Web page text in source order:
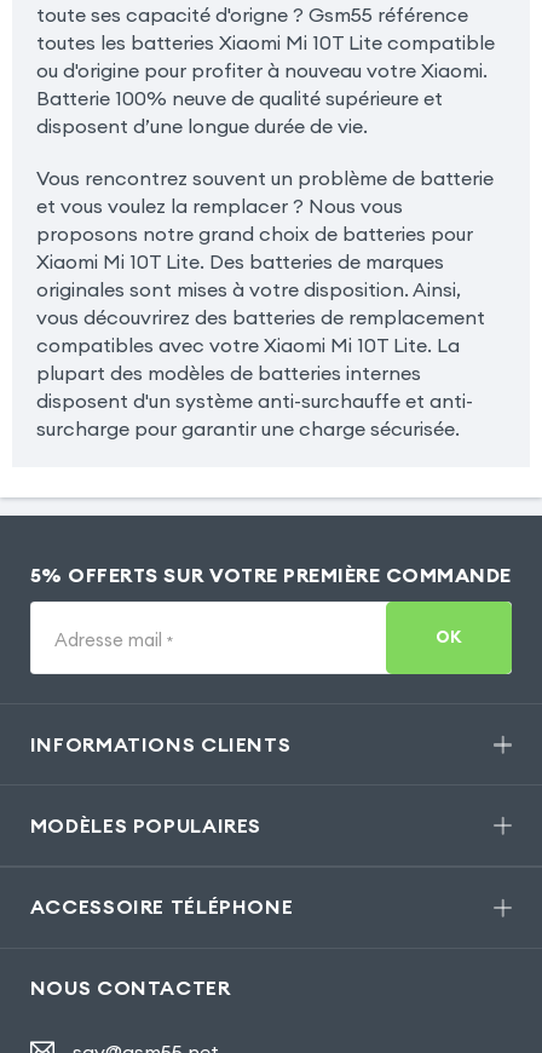
toute ses capacité d'origne ? Gsm55 référence
toutes les batteries Xiaomi Mi 10T Lite compatible
ou d'origine pour profiter à nouveau votre Xiaomi.
Batterie 100% neuve de qualité supérieure et
disposent d’une longue durée de vie.
Vous rencontrez souvent un problème de batterie
et vous voulez la remplacer ? Nous vous
proposons notre grand choix de batteries pour
Xiaomi Mi 10T Lite. Des batteries de marques
originales sont mises à votre disposition. Ainsi,
vous découvrirez des batteries de remplacement
compatibles avec votre Xiaomi Mi 10T Lite. La
plupart des modèles de batteries internes
disposent d'un système anti-surchauffe et anti-
surcharge pour garantir une charge sécurisée.
5% OFFERTS SUR VOTRE PREMIÈRE COMMANDE
Adresse mail * OK
INFORMATIONS CLIENTS
MODÈLES POPULAIRES
ACCESSOIRE TÉLÉPHONE
NOUS CONTACTER